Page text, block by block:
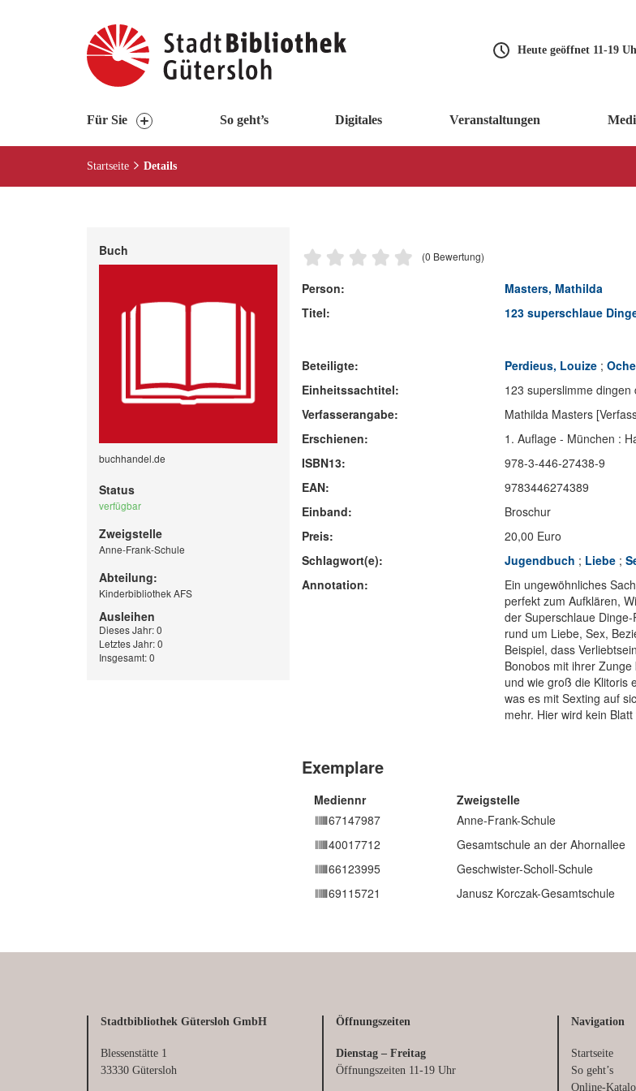
Assistenzsoftware
ALT
Heute geöffnet 11-19
Für Sie So geht’s Digitales Veranstaltungen
Startseite Details
Stadtbibliothek Gütersloh GmbH
Blessenstätte 1
33330 Gütersloh
Öffnungszeiten
Dienstag – Freitag
Öffnungszeiten 11-19 Uhr
Navigation
Startseite
So geht’s
Online-